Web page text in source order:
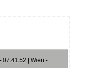
07:41:52 | Wien -